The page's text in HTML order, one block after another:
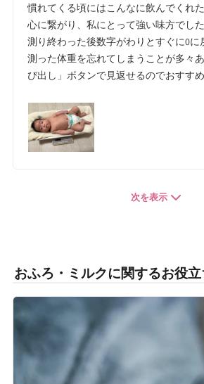
慣れてくる頃にはこんなに飲んでくれ
心に繋がり、私にとって強い味方でした
測り終わった後数字がわりとすぐに0に
測った体重を忘れてしまうことが多々
び出し」ボタンで見返せるのでおすす
次を表示
おふろ・ミルクに関するお役